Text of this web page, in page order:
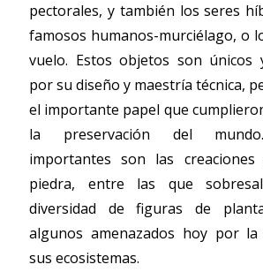
pectorales, y también los seres
famosos humanos-murciélago, o
vuelo. Estos objetos son únicos
por su diseño y maestría técnica,
el importante papel que
la preservación del
importantes son las
piedra, entre las que
diversidad de figuras de
algunos amenazados hoy por la
sus ecosistemas.